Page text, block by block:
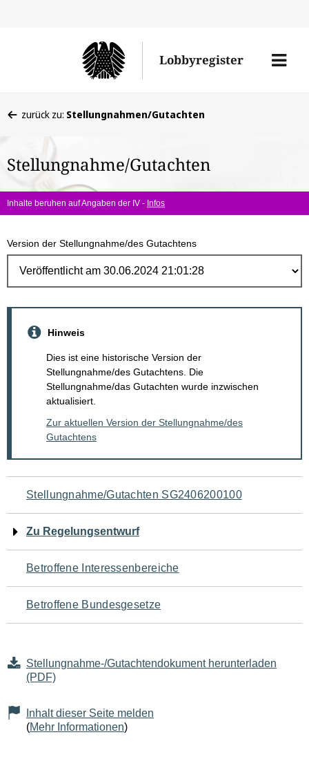
Lobbyregister
Menü
befinden
hier:
zurück zu: Stellungnahmen/Gutachten
Stellungnahme/Gutachten
Inhalte beruhen auf Angaben der IV - Infos
Version der Stellungnahme/des Gutachtens
Hinweis
Dies ist eine historische Version der
Stellungnahme/des Gutachtens. Die
Stellungnahme/das Gutachten wurde inzwischen
aktualisiert.
Zur aktuellen Version der Stellungnahme/des
Gutachtens
Navigation
für
den
Seiteninhalt
Stellungnahme/Gutachten SG2406200100
Zu Regelungsentwurf
Betroffene Interessenbereiche
Betroffene Bundesgesetze
Stellungnahme-/Gutachtendokument herunterladen
(PDF)
Inhalt dieser Seite melden
(Mehr Informationen)